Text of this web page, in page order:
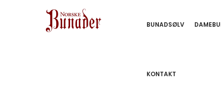
BUNADSØLV
KONTAKT